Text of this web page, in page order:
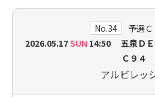
No.34
予選
2026.05.17SUN 14:50 五泉ＤＥ
Ｃ９４
アルビレッ